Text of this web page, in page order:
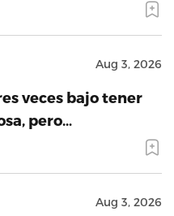
Aug 3, 2026
veces bajo tener
pero…
Aug 3, 2026